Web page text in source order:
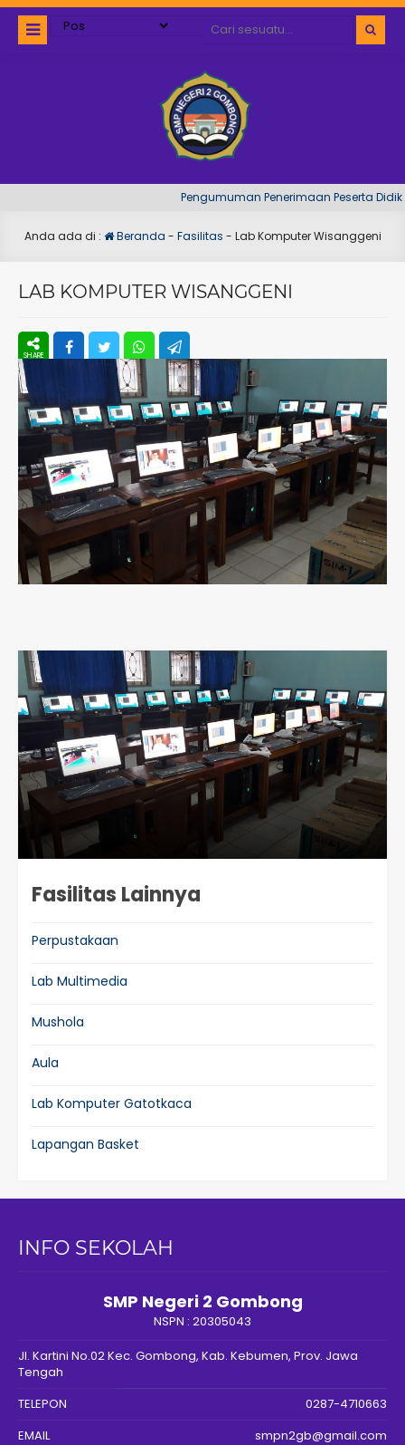
Pengumuman Penerimaan Peserta
Anda ada di : Beranda - Fasilitas - Lab Komputer Wisanggeni
LAB KOMPUTER WISANGGENI
Fasilitas Lainnya
Perpustakaan
Lab Multimedia
Mushola
Aula
Lab Komputer Gatotkaca
Lapangan Basket
INFO SEKOLAH
SMP Negeri 2 Gombong
NSPN : 20305043
Jl. Kartini No.02 Kec. Gombong, Kab. Kebumen, Prov. Jawa
Tengah
TELEPON
0287-4710663
EMAIL
smpn2gb@gmail.com